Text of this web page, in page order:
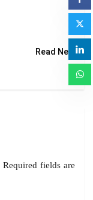
Read Next
Required fields are